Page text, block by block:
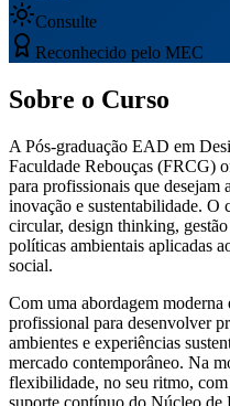
Consulte
Reconhecido pelo MEC
Sobre o Curso
A Pós-graduação EAD em
Faculdade Rebouças (FRCG)
para profissionais que desejam
inovação e sustentabilidade. O
circular, design thinking,
políticas ambientais aplicadas
social.
Com uma abordagem moderna
profissional para desenvolver
ambientes e experiências
mercado contemporâneo. Na
flexibilidade, no seu ritmo,
suporte contínuo do Núcleo de